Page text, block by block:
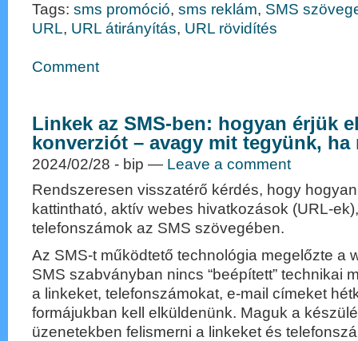
Tags: sms promóció, sms reklám, SMS
URL, URL átirányítás, URL rövidítés
Comment
Linkek az SMS-ben: hogyan érjük
konverziót – avagy mit tegyünk,
2024/02/28 - bip — Leave a comment
Rendszeresen visszatérő kérdés, hogy
kattintható, aktív webes hivatkozások (URL-
telefonszámok az SMS szövegében.
Az SMS-t működtető technológia megelőzte a
SMS szabványban nincs “beépített” technikai
a linkeket, telefonszámokat, e-mail címeket
formájukban kell elküldenünk. Maguk a
üzenetekben felismerni a linkeket és